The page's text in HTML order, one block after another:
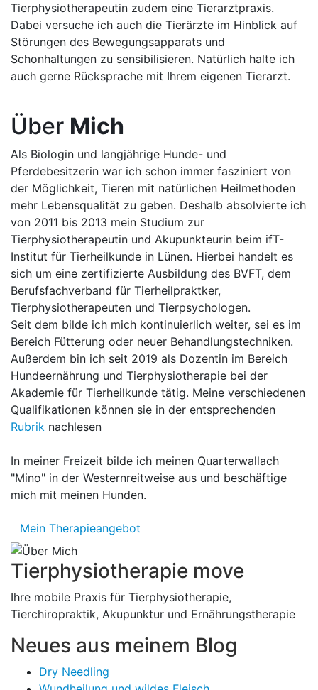
Tierphysiotherapeutin zudem eine Tierarztpraxis.
Dabei versuche ich auch die Tierärzte im Hinblick auf
Störungen des Bewegungsapparats und
Schonhaltungen zu sensibilisieren. Natürlich halte ich
auch gerne Rücksprache mit Ihrem eigenen Tierarzt.
Über Mich
Als Biologin und langjährige Hunde- und
Pferdebesitzerin war ich schon immer fasziniert von
der Möglichkeit, Tieren mit natürlichen Heilmethoden
mehr Lebensqualität zu geben. Deshalb absolvierte ich
von 2011 bis 2013 mein Studium zur
Tierphysiotherapeutin und Akupunkteurin beim ifT-
Institut für Tierheilkunde in Lünen. Hierbei handelt es
sich um eine zertifizierte Ausbildung des BVFT, dem
Berufsfachverband für Tierheilpraktker,
Tierphysiotherapeuten und Tierpsychologen.
Seit dem bilde ich mich kontinuierlich weiter, sei es im
Bereich Fütterung oder neuer Behandlungstechniken.
Außerdem bin ich seit 2019 als Dozentin im Bereich
Hundeernährung und Tierphysiotherapie bei der
Akademie für Tierheilkunde tätig. Meine verschiedenen
Qualifikationen können sie in der entsprechenden
Rubrik nachlesen
In meiner Freizeit bilde ich meinen Quarterwallach
"Mino" in der Westernreitweise aus und beschäftige
mich mit meinen Hunden.
Mein Therapieangebot
Tierphysiotherapie move
Ihre mobile Praxis für Tierphysiotherapie,
Tierchiropraktik, Akupunktur und Ernährungstherapie
Neues aus meinem Blog
Dry Needling